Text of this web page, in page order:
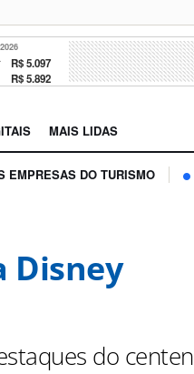
R$ 5.097
R$ 5.892
MAIS LIDAS
EMPRESAS DO TURISMO
Disney
do